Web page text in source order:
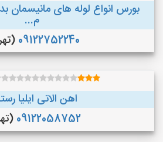
بورس انواع لوله های مانیسمان
م...
09122752240
اهن الاتی ایلیا
09122058752